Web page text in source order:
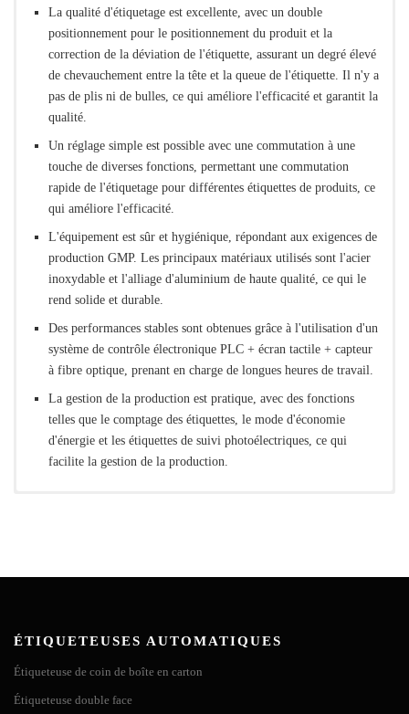
La qualité d'étiquetage est excellente, avec un double
positionnement pour le positionnement du produit et la
correction de la déviation de l'étiquette, assurant un degré élevé
de chevauchement entre la tête et la queue de l'étiquette. Il n'y a
pas de plis ni de bulles, ce qui améliore l'efficacité et garantit la
qualité.
Un réglage simple est possible avec une commutation à une
touche de diverses fonctions, permettant une commutation
rapide de l'étiquetage pour différentes étiquettes de produits, ce
qui améliore l'efficacité.
L'équipement est sûr et hygiénique, répondant aux exigences de
production GMP. Les principaux matériaux utilisés sont l'acier
inoxydable et l'alliage d'aluminium de haute qualité, ce qui le
rend solide et durable.
Des performances stables sont obtenues grâce à l'utilisation d'un
système de contrôle électronique PLC + écran tactile + capteur
à fibre optique, prenant en charge de longues heures de travail.
La gestion de la production est pratique, avec des fonctions
telles que le comptage des étiquettes, le mode d'économie
d'énergie et les étiquettes de suivi photoélectriques, ce qui
facilite la gestion de la production.
Non. Structure
* Phone
Étiqueteuse de bouteilles
Résumé Une bouteille est un récipient à col étroit fait d'un matériau
ÉTIQUETEUSES AUTOMATIQUES
Étiqueteuse de coin de boîte en carton
Étiqueteuse double face